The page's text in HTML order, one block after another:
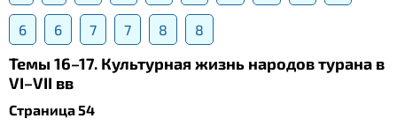
6 6 7 7 8 8
Темы 16–17. Культурная жизнь народов турана в
VI–VII вв
Страница 54